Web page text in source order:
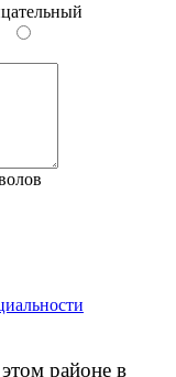
районе в